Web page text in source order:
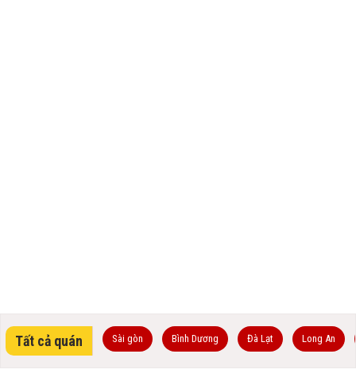
Tất cả quán Sài gòn Bình Dương Đà Lạt Long An